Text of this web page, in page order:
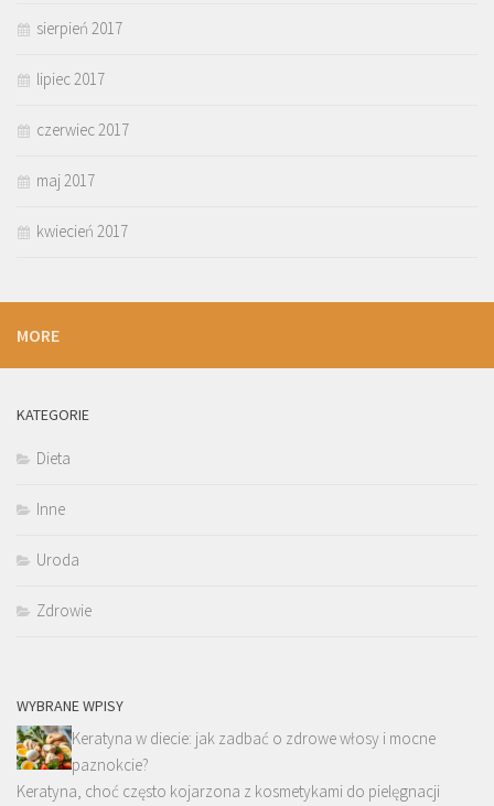
sierpień 2017
lipiec 2017
czerwiec 2017
maj 2017
kwiecień 2017
MORE
KATEGORIE
Dieta
Inne
Uroda
Zdrowie
WYBRANE WPISY
Keratyna w diecie: jak zadbać o zdrowe włosy i mocne
paznokcie?
Keratyna, choć często kojarzona z kosmetykami do pielęgnacji